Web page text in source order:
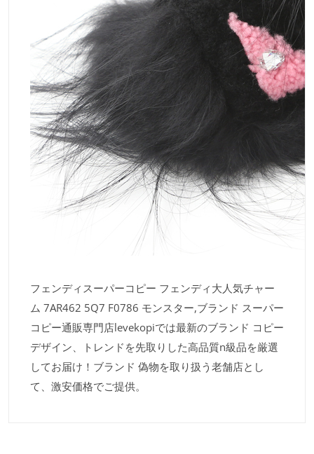
フェンディスーパーコピー フェンディ大人気チャー
ム 7AR462 5Q7 F0786 モンスター,ブランド スーパー
コピー通販専門店levekopiでは最新のブランド コピー
デザイン、トレンドを先取りした高品質n級品を厳選
してお届け！ブランド 偽物を取り扱う老舗店とし
て、激安価格でご提供。